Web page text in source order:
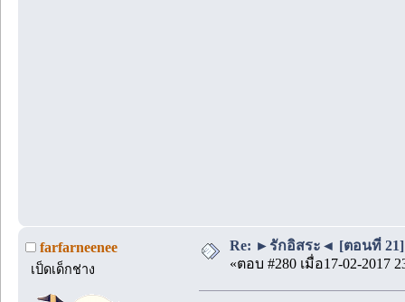
farfarneenee
เป็ดเด็กช่าง
Re: ►รักอิสระ◄ [ตอนที่ 21]
«ตอบ #280 เมื่อ17-02-2017